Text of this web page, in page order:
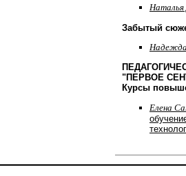
Забытый
"ПЕРВОЕ
Курсы
Елена